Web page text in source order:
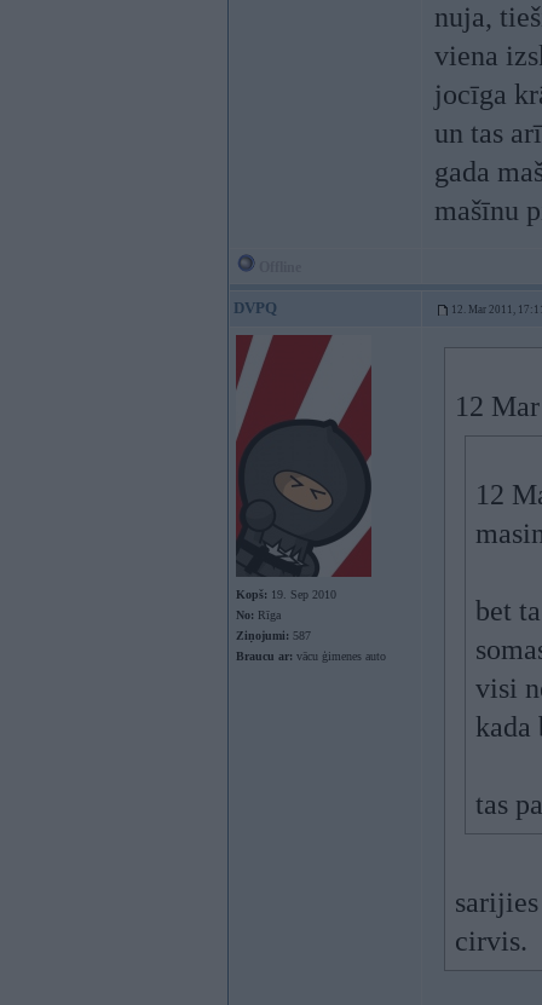
nuja,
viena
jocīga
un tas
gada
mašīnu
DVPQ 12. Mar 2011,
Kopš: 19. Sep 2010
No: Rīga
Ziņojumi: 587
Braucu ar: vācu ģimenes auto
12
12
bet
visi
kada
tas
cirvis.